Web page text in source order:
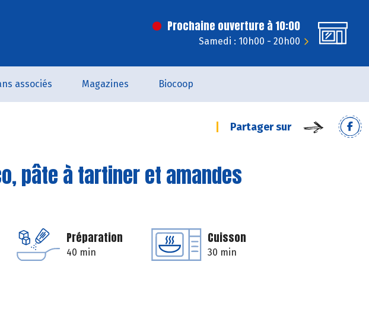
Prochaine ouverture à 10:00
Samedi : 10h00 - 20h00
associés Magazines Biocoop
Partager sur
pâte à tartiner et amandes
Préparation
40 min
Cuisson
30 min